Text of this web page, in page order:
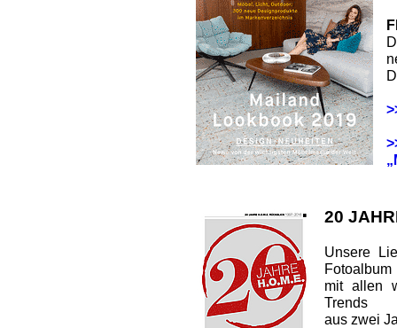
20
Unsere
Fotoalbum
mit allen
Trends
aus zwei